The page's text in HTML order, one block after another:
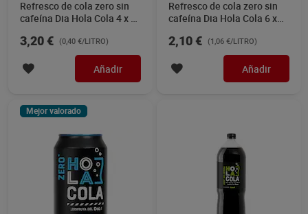
Refresco de cola zero sin
cafeína Dia Hola Cola 4 x 2
3,20 € (0,40 €/LITRO)
Añadir
Refresco de cola zero sin
cafeína Dia Hola Cola 6 x
2,10 € (1,06 €/LITRO)
Añadir
Mejor valorado